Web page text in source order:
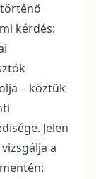
kérdés:
– köztük
Jelen
a